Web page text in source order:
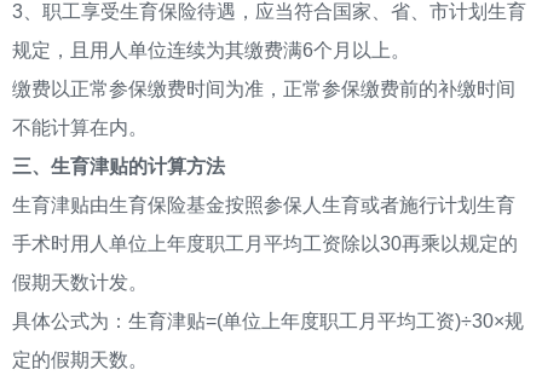
3、职工享受生育保险待遇，应当符合国家、省、市计划生育
规定，且用人单位连续为其缴费满6个月以上。
缴费以正常参保缴费时间为准，正常参保缴费前的补缴时间
不能计算在内。
三、生育津贴的计算方法
生育津贴由生育保险基金按照参保人生育或者施行计划生育
手术时用人单位上年度职工月平均工资除以30再乘以规定的
假期天数计发。
具体公式为：生育津贴=(单位上年度职工月平均工资)÷30×规
定的假期天数。